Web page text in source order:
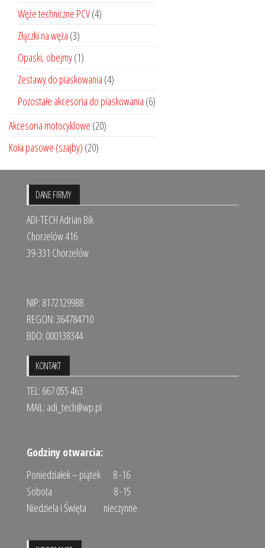
Węże techniczne PCV(4)
Złączki na węża (3)
Opaski, obejmy(1)
Zestawy do piaskowania (4)
Pozostałe akcesoria do piaskowania (6)
Akcesoria motocyklowe (20)
Koła pasowe (szajby) (20)
DANE FIRMY
ADI-TECH Adrian Bik
Chorzelów 416
39-331 Chorzelów
NIP: 8172129988
REGON: 364784710
BDO: 000138344
KONTAKT
TEL: 667 055 463
MAIL: adi_tech@wp.pl
Godziny otwarcia:
Poniedziałek – piątek 8 -16
Sobota 8 -15
Niedziela i Święta nieczynne